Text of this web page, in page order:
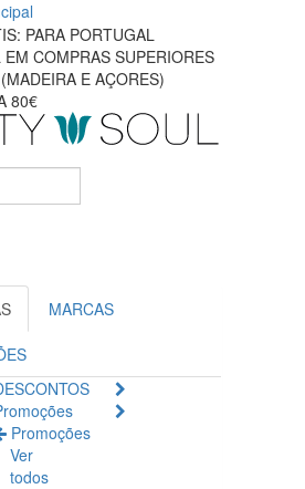
PARA PORTUGAL
COMPRAS SUPERIORES
E AÇORES)
80€
MARCAS
Promoções
Ver
todos